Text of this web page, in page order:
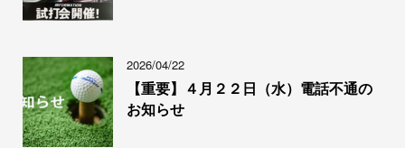
2026/04/22
【重要】４月２２日（水）電話不通の
お知らせ